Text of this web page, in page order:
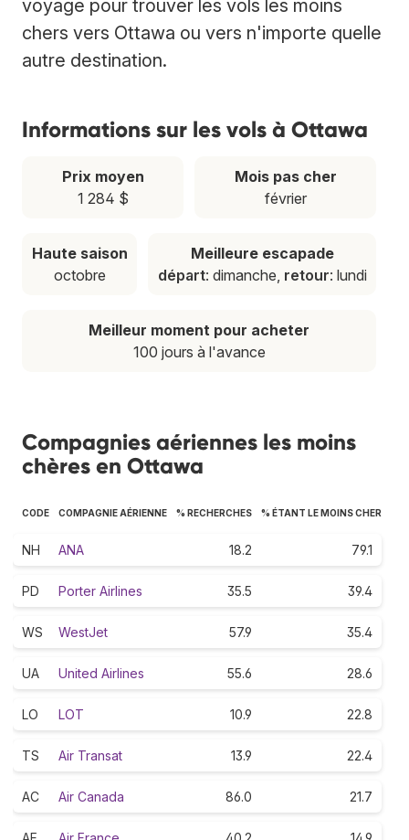
voyage pour trouver les vols les moins
chers vers Ottawa ou vers n'importe quelle
autre destination.
Informations sur les vols à Ottawa
Prix moyen
1 284 $
Mois pas cher
février
Haute saison
octobre
Meilleure escapade
départ: dimanche, retour: lundi
Meilleur moment pour acheter
100 jours à l'avance
Compagnies aériennes les moins
chères en Ottawa
CODE COMPAGNIE AÉRIENNE % RECHERCHES % ÉTANT LE MOINS CHER
NH ANA 18.2 79.1
PD Porter Airlines 35.5 39.4
WS WestJet 57.9 35.4
UA United Airlines 55.6 28.6
LO LOT 10.9 22.8
TS Air Transat 13.9 22.4
AC Air Canada 86.0 21.7